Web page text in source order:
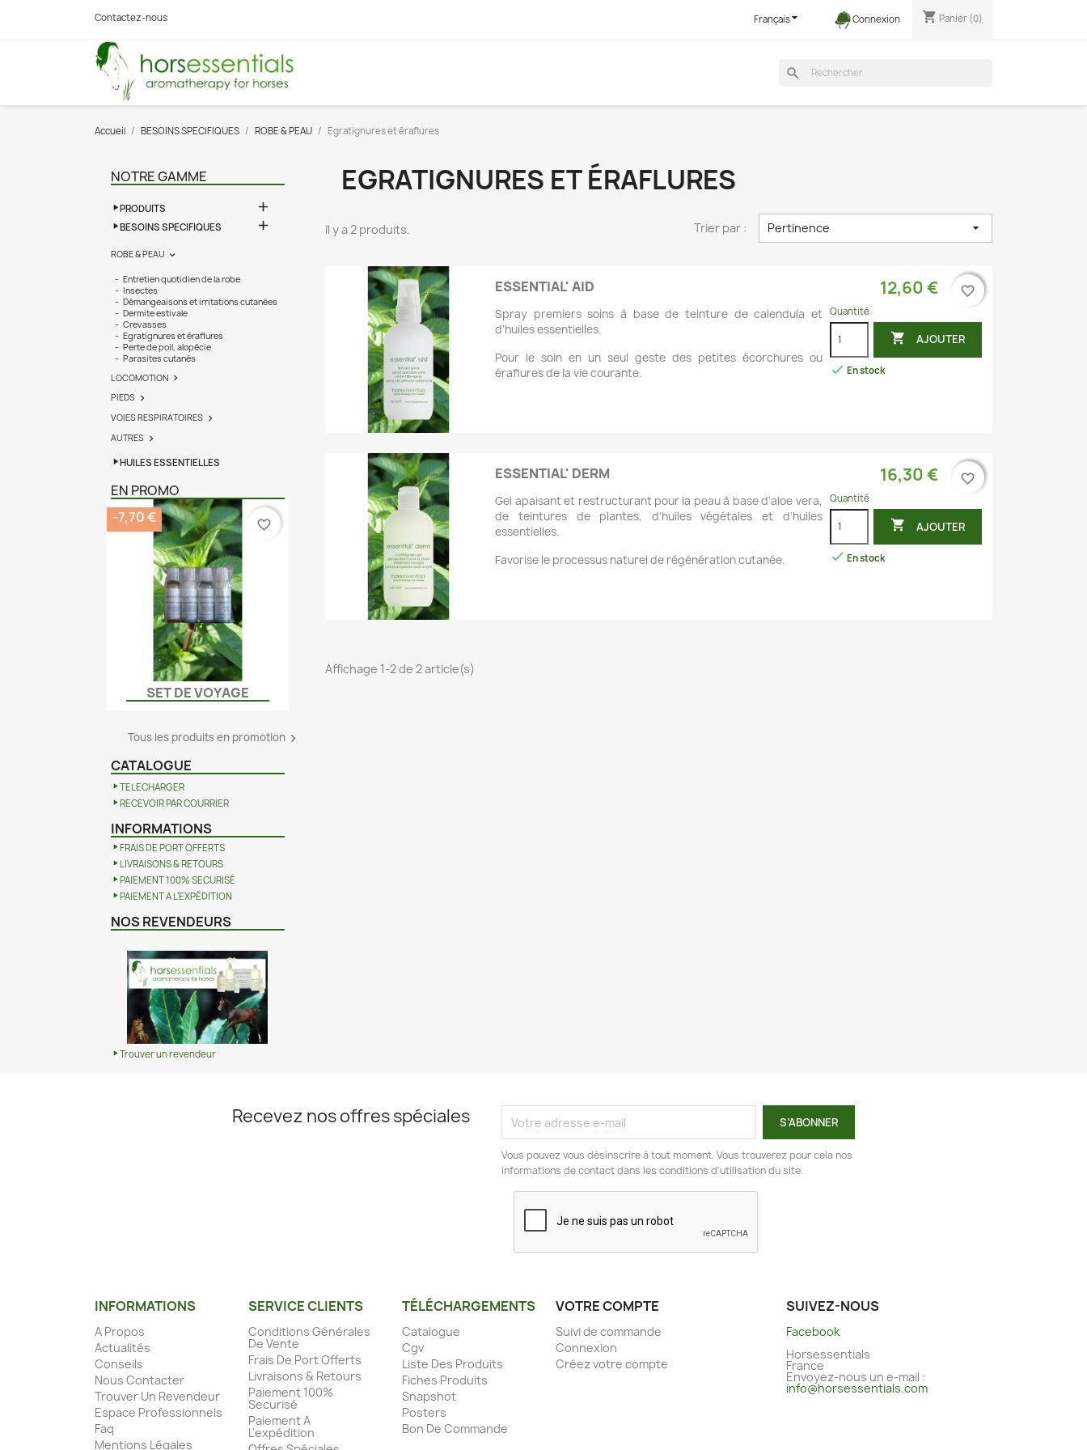
Contactez-nous Français Connexion shopping_cart Panier(0)
search
Accueil BESOINS SPECIFIQUES ROBE & PEAU Egratignures et éraflures
NOTRE GAMME
PRODUITS 
BESOINS SPECIFIQUES 
ROBE & PEAU 
Entretien quotidien de la robe
Insectes
Démangeaisons et irritations cutanées
Dermite estivale
Crevasses
Egratignures et éraflures
Perte de poil, alopécie
Parasites cutanés
LOCOMOTION 
PIEDS 
VOIES RESPIRATOIRES 
AUTRES 
HUILES ESSENTIELLES
EN PROMO
Aperçu rapide
SET DE VOYAGE
-7,70 € favorite_border
Tous les produits en promotion 
CATALOGUE
TELECHARGER
RECEVOIR PAR COURRIER
INFORMATIONS
FRAIS DE PORT OFFERTS
LIVRAISONS & RETOURS
PAIEMENT 100% SECURISÉ
PAIEMENT A L'EXPÉDITION
NOS REVENDEURS
Trouver un revendeur
EGRATIGNURES ET ÉRAFLURES
Il y a 2 produits. Trier par : Pertinence 
ESSENTIAL' AID
Spray premiers soins à base de teinture de calendula et
d'huiles essentielles.
Pour le soin en un seul geste des petites écorchures ou
éraflures de la vie courante.
12,60 €
Quantité
 AJOUTER
favorite_border
 En stock
favorite_border
ESSENTIAL' DERM
Gel apaisant et restructurant pour la peau à base d’aloe vera,
de teintures de plantes, d'huiles végétales et d’huiles
essentielles.
Favorise le processus naturel de régénération cutanée.
16,30 €
Quantité
 AJOUTER
favorite_border
 En stock
favorite_border
Affichage 1-2 de 2 article(s)
Recevez nos offres spéciales
Vous pouvez vous désinscrire à tout moment. Vous trouverez pour cela nos
informations de contact dans les conditions d'utilisation du site.
INFORMATIONS
A Propos
Actualités
Conseils
Nous Contacter
Trouver Un Revendeur
Espace Professionnels
Faq
Mentions Légales
SERVICE CLIENTS
Conditions Générales
De Vente
Frais De Port Offerts
Livraisons & Retours
Paiement 100%
Securisé
Paiement A
L'expédition
TÉLÉCHARGEMENTS
Catalogue
Cgv
Liste Des Produits
Fiches Produits
Snapshot
Posters
Bon De Commande
VOTRE COMPTE
Suivi de commande
Connexion
Créez votre compte
SUIVEZ-NOUS
Facebook
Horsessentials
France
Envoyez-nous un e-mail :
info@horsessentials.com